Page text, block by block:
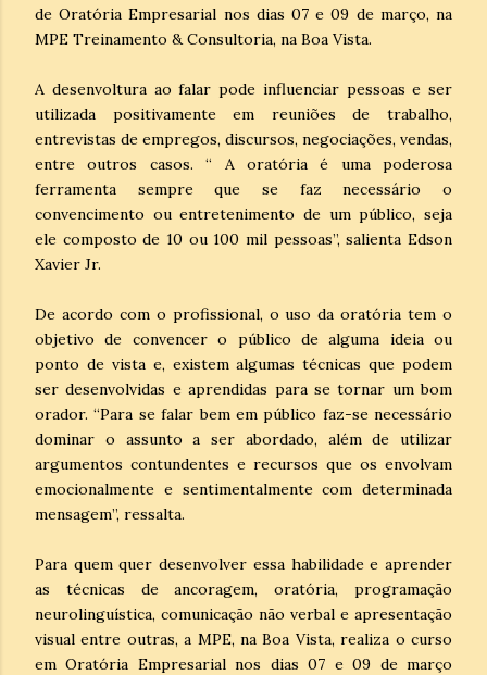
de Oratória Empresarial nos dias 07 e 09 de março, na
MPE Treinamento & Consultoria, na Boa Vista.
A desenvoltura ao falar pode influenciar pessoas e ser
utilizada positivamente em reuniões de trabalho,
entrevistas de empregos, discursos, negociações, vendas,
entre outros casos. “ A oratória é uma poderosa
ferramenta sempre que se faz necessário o
convencimento ou entretenimento de um público, seja
ele composto de 10 ou 100 mil pessoas”, salienta Edson
Xavier Jr.
De acordo com o profissional, o uso da oratória tem o
objetivo de convencer o público de alguma ideia ou
ponto de vista e, existem algumas técnicas que podem
ser desenvolvidas e aprendidas para se tornar um bom
orador. “Para se falar bem em público faz-se necessário
dominar o assunto a ser abordado, além de utilizar
argumentos contundentes e recursos que os envolvam
emocionalmente e sentimentalmente com determinada
mensagem”, ressalta.
Para quem quer desenvolver essa habilidade e aprender
as técnicas de ancoragem, oratória, programação
neurolinguística, comunicação não verbal e apresentação
visual entre outras, a MPE, na Boa Vista, realiza o curso
em Oratória Empresarial nos dias 07 e 09 de março